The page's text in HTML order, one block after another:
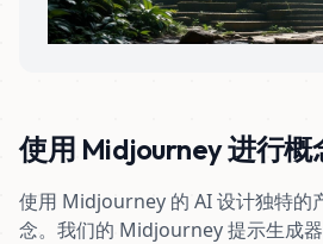
使用 Midjourney 进行概
使用 Midjourney 的 AI 设计独特的
念。我们的 Midjourney 提示生成